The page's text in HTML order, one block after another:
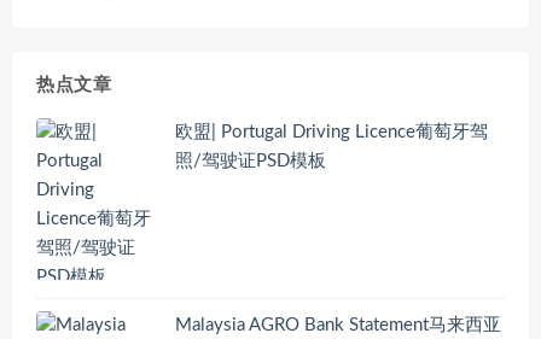
热点文章
欧盟| Portugal Driving Licence葡萄牙驾
照/驾驶证PSD模板
Malaysia AGRO Bank Statement马来西亚